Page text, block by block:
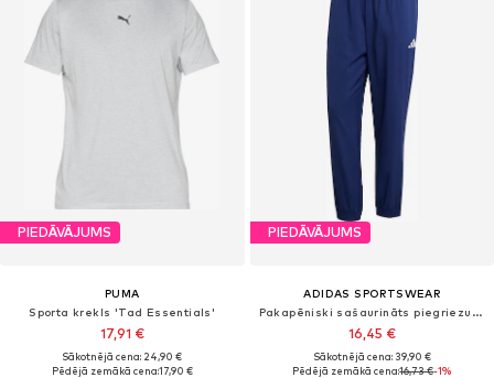
PIEDĀVĀJUMS
PUMA
Sporta krekls 'Tad Essentials'
17,91 €
Sākotnējā cena: 24,90 €
Pēdējā zemākā cena:17,90 €
PIEDĀVĀJUMS
ADIDAS SPORTSWEAR
Pakapēniski sašaurināts piegriezums Sporta bikses 'Essentials'
16,45 €
Sākotnējā cena: 39,90 €
Pēdējā zemākā cena:16,73 €-1%